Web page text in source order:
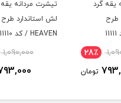
تیشرت مردانه یقه گرد
لش استاندارد طرح
HEAVEN / کد 11110
1,090,000 28٪
793,000 تومان